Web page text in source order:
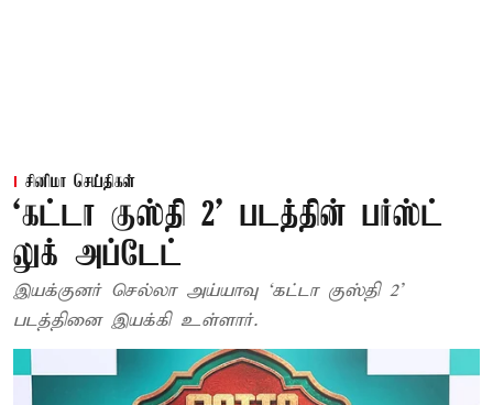
சினிமா செய்திகள்
‘கட்டா குஸ்தி 2’ படத்தின் பர்ஸ்ட்
லுக் அப்டேட்
இயக்குனர் செல்லா அய்யாவு ‘கட்டா குஸ்தி 2’
படத்தினை இயக்கி உள்ளார்.